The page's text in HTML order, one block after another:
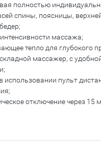
полностью
спины, поясницы,
массажа;
тепло для глубокого
массажер, с
использовании пульт
отключение через 15